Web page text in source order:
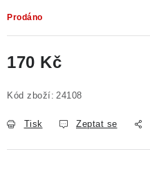
Prodáno
170 Kč
Kód zboží: 24108
Tisk Zeptat se